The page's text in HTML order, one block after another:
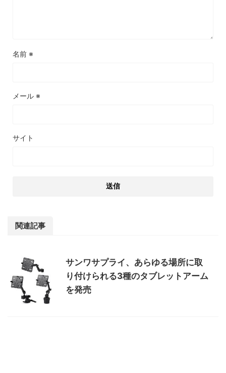
名前 ※
メール ※
サイト
関連記事
サンワサプライ、あらゆる場所に取
り付けられる3種のタブレットアーム
を発売